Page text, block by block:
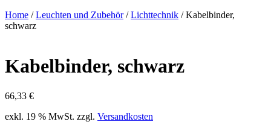
Home /Leuchten und Zubehör/Lichttechnik / Kabelbinder,
schwarz
Kabelbinder, schwarz
66,33 €
exkl. 19 % MwSt. zzgl. Versandkosten